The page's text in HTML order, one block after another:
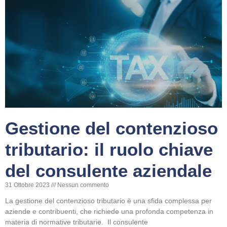
Gestione del contenzioso
tributario: il ruolo chiave
del consulente aziendale
31 Ottobre 2023 Nessun commento
La gestione del contenzioso tributario è una sfida complessa per
aziende e contribuenti, che richiede una profonda competenza in
materia di normative tributarie. Il consulente